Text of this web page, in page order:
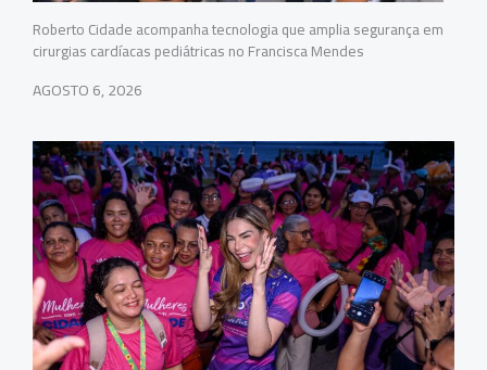
Roberto Cidade acompanha tecnologia que amplia segurança em
cirurgias cardíacas pediátricas no Francisca Mendes
AGOSTO 6, 2026